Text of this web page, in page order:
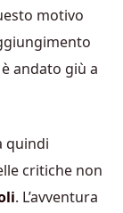
motivo
andato giù a
quindi
critiche non
. L’avventura